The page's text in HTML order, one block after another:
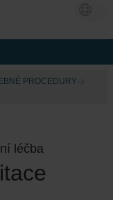
PROCEDURY
léčba